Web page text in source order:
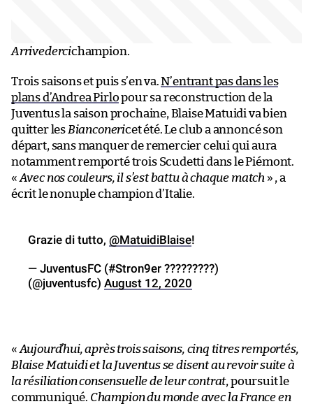
Arrivedercichampion.
Trois saisons et puis s’en va.N’entrant pas dans les
plans d’Andrea Pirlopour sa reconstruction de la
Juventus la saison prochaine, Blaise Matuidi va bien
quitter les Bianconericet été. Le club a annoncé son
départ, sans manquer de remercier celui qui aura
notamment remporté trois Scudetti dans le Piémont.
« Avec nos couleurs, il s’est battu à chaque match » , a
écrit le nonuple champion d’Italie.
Grazie di tutto, @MatuidiBlaise!
— JuventusFC (#Stron9er ?????????)
(@juventusfc) August 12, 2020
« Aujourd’hui, après trois saisons, cinq titres remportés,
Blaise Matuidi et la Juventus se disent au revoir suite à
la résiliation consensuelle de leur contrat, poursuit le
communiqué. Champion du monde avec la France en